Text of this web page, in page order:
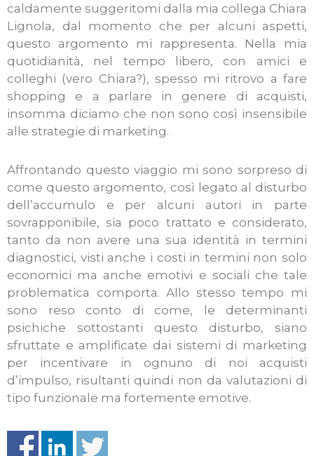
caldamente suggeritomi dalla mia collega Chiara
Lignola, dal momento che per alcuni aspetti,
questo argomento mi rappresenta. Nella mia
quotidianità, nel tempo libero, con amici e
colleghi (vero Chiara?), spesso mi ritrovo a fare
shopping e a parlare in genere di acquisti,
insomma diciamo che non sono così insensibile
alle strategie di marketing.
Affrontando questo viaggio mi sono sorpreso di
come questo argomento, così legato al disturbo
dell’accumulo e per alcuni autori in parte
sovrapponibile, sia poco trattato e considerato,
tanto da non avere una sua identità in termini
diagnostici, visti anche i costi in termini non solo
economici ma anche emotivi e sociali che tale
problematica comporta. Allo stesso tempo mi
sono reso conto di come, le determinanti
psichiche sottostanti questo disturbo, siano
sfruttate e amplificate dai sistemi di marketing
per incentivare in ognuno di noi acquisti
d’impulso, risultanti quindi non da valutazioni di
tipo funzionale ma fortemente emotive.